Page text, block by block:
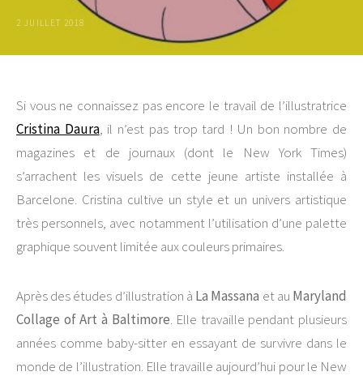
2 JUILLET 2018
Si vous ne connaissez pas encore le travail de l’illustratrice
Cristina Daura, il n’est pas trop tard ! Un bon nombre de
magazines et de journaux (dont le New York Times)
s’arrachent les visuels de cette jeune artiste installée à
Barcelone. Cristina cultive un style et un univers artistique
très personnels, avec notamment l’utilisation d’une palette
graphique souvent limitée aux couleurs primaires.
Après des études d’illustration à La Massana et au Maryland
Collage of Art à Baltimore. Elle travaille pendant plusieurs
années comme baby-sitter en essayant de survivre dans le
monde de l’illustration. Elle travaille aujourd’hui pour le New